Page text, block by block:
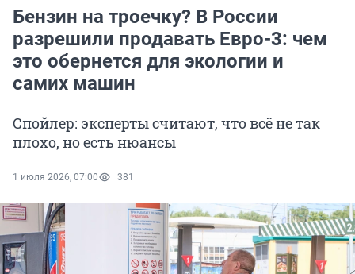
Бензин на троечку? В России
разрешили продавать Евро-3: чем
это обернется для экологии и
самих машин
Спойлер: эксперты считают, что всё не так
плохо, но есть нюансы
1 июля 2026, 07:00 381